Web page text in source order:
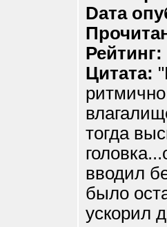
Dата
Рейтинг:
Цитата:
тогда
вводил
было
ускорил